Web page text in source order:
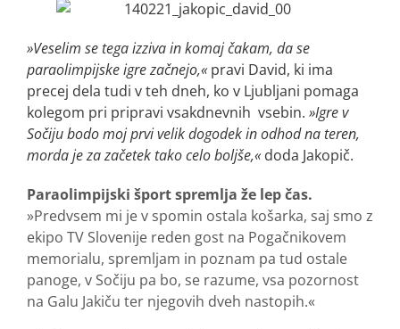
»Veselim se tega izziva in komaj čakam, da se
paraolimpijske igre začnejo,« pravi David, ki ima
precej dela tudi v teh dneh, ko v Ljubljani pomaga
kolegom pri pripravi vsakdnevnih vsebin. »Igre v
Sočiju bodo moj prvi velik dogodek in odhod na teren,
morda je za začetek tako celo boljše,« doda Jakopič.
Paraolimpijski šport spremlja že lep čas.
»Predvsem mi je v spomin ostala košarka, saj smo z
ekipo TV Slovenije reden gost na Pogačnikovem
memorialu, spremljam in poznam pa tud ostale
panoge, v Sočiju pa bo, se razume, vsa pozornost
na Galu Jakiču ter njegovih dveh nastopih.«